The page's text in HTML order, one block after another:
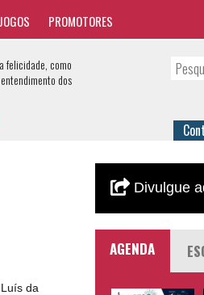
JOGOS PROMOTORES
felicidade, como
dos
da
Divulgue
AGENDA